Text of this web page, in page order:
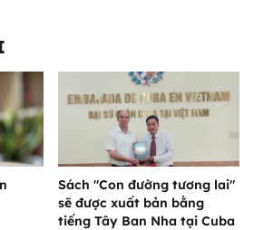
Sách "Con đường tương lai"
sẽ được xuất bản bằng
tiếng Tây Ban Nha tại Cuba